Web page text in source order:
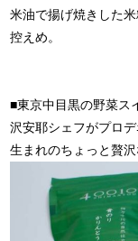
米油で揚げ焼きした
控えめ。
■東京中目黒の野菜ス
沢安耶シェフがプロ
生まれのちょっと贅沢